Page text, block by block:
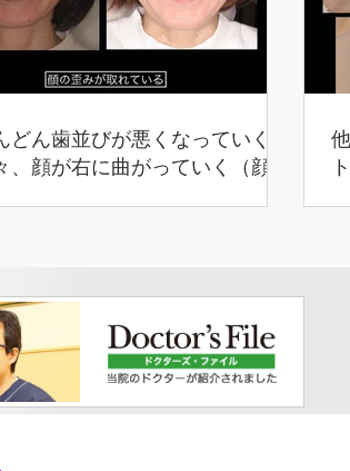
どん歯並びが悪くなっていく
、顔が右に曲がっていく（顔の